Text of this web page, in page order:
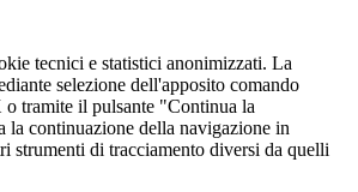
tecnici e statistici anonimizzati. La
selezione dell'apposito comando
tramite il pulsante "Continua la
la continuazione della navigazione in
strumenti di tracciamento diversi da quelli